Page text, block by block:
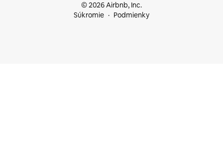
© 2026 Airbnb, Inc.
Súkromie
Podmienky